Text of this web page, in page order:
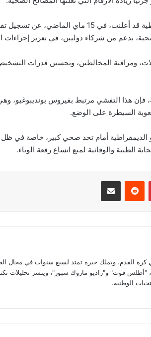
وكانت جمهورية الكونغو الديمقراطية قد
بدعم من شركاء دوليين، في تعزيز إجراءات
ومراقبة المخالطين، وتحسين قدرات
هذا التفشي مرتبط بفيروس بونديبوغيو، وهي
السيطرة على الوضع.
الديمقراطية أمام تحد صحي كبير، خاصة في
الطبية والوقائية لمنع اتساع رقعة الوباء.
بينتيريست مشاركة عبر البريد
ويملك خبرة تمتد لسبع سنوات في مجال
"أطلس فوت" و"راديو ماروك سبور"، وينشر تحليلات
الوطنية.